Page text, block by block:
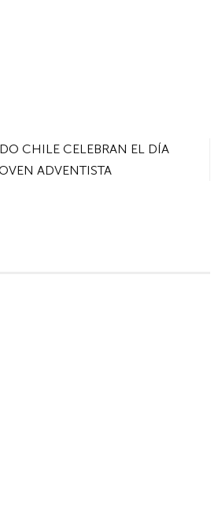
CHILE CELEBRAN EL DÍA
ADVENTISTA